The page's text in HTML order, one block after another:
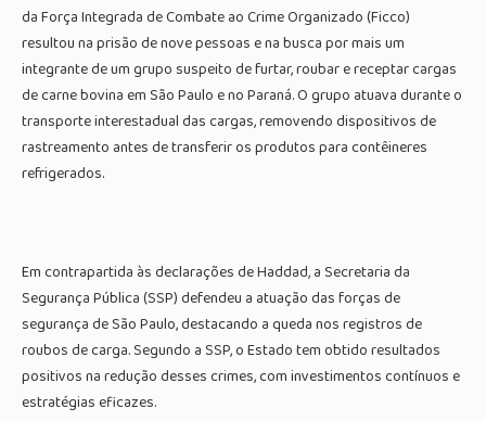
da Força Integrada de Combate ao Crime Organizado (Ficco)
resultou na prisão de nove pessoas e na busca por mais um
integrante de um grupo suspeito de furtar, roubar e receptar cargas
de carne bovina em São Paulo e no Paraná. O grupo atuava durante o
transporte interestadual das cargas, removendo dispositivos de
rastreamento antes de transferir os produtos para contêineres
refrigerados.
Em contrapartida às declarações de Haddad, a Secretaria da
Segurança Pública (SSP) defendeu a atuação das forças de
segurança de São Paulo, destacando a queda nos registros de
roubos de carga. Segundo a SSP, o Estado tem obtido resultados
positivos na redução desses crimes, com investimentos contínuos e
estratégias eficazes.